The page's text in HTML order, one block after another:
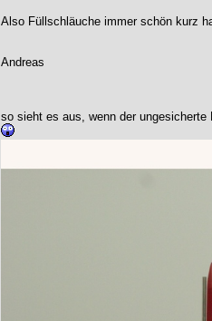
Also Füllschläuche immer schön kurz
Andreas
so sieht es aus, wenn der